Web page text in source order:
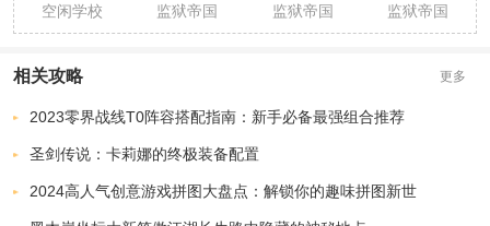
空闲学校
大亨
监狱帝国
大亨
监狱帝国
大亨破解
监狱帝国
大亨内购
相关攻略 更多
2023零界战线T0阵容搭配指南：新手必备最强组合推荐
圣剑传说：卡莉娜的终极装备配置
2024高人气创意游戏拼图大盘点：解锁你的趣味拼图新世